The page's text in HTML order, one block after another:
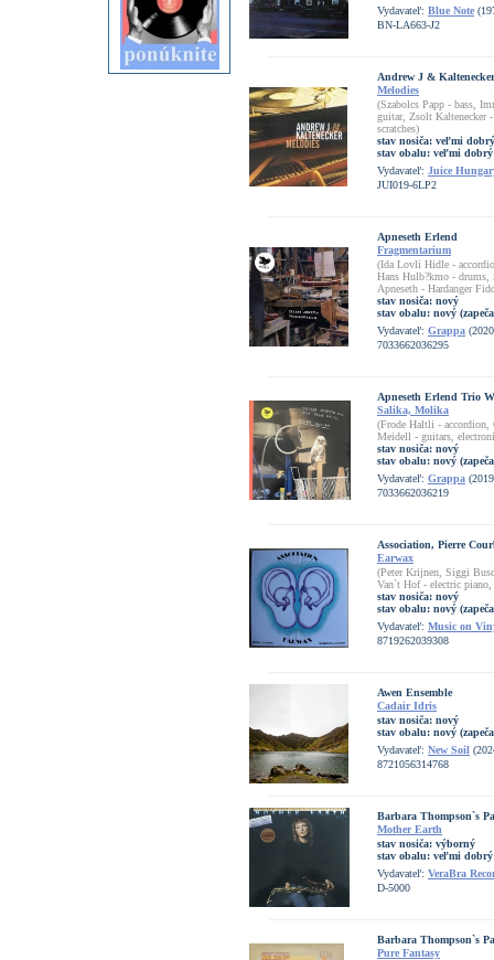
Vydavateľ: Blue Note
BN-LA663-J2
Andrew J & Kaltenecker
Melodies
(Szabolcs Papp - bass,
guitar, Zsolt Kaltenecker
scratches)
stav nosiča: veľmi
stav obalu: veľmi
Vydavateľ: Juice
JUI019-6LP2
Apneseth Erlend
Fragmentarium
(Ida Lovli Hidle -
Hans Hulb?kmo -
Apneseth - Hardanger
stav nosiča: nový
stav obalu: nový
Vydavateľ: Grappa
7033662036295
Apneseth Erlend Trio
Salika, Molika
(Frode Haltli - accordion,
Meidell - guitars,
stav nosiča: nový
stav obalu: nový
Vydavateľ: Grappa
7033662036219
Association, Pierre
Earwax
(Peter Krijnen, Siggi
Van`t Hof - electric
stav nosiča: nový
stav obalu: nový
Vydavateľ: Music on
8719262039308
Awen Ensemble
Cadair Idris
stav nosiča: nový
stav obalu: nový
Vydavateľ: New Soil
8721056314768
Barbara Thompson`s
Mother Earth
stav nosiča: výborný
stav obalu: veľmi
Vydavateľ: VeraBra
D-5000
Barbara Thompson`s
Pure Fantasy